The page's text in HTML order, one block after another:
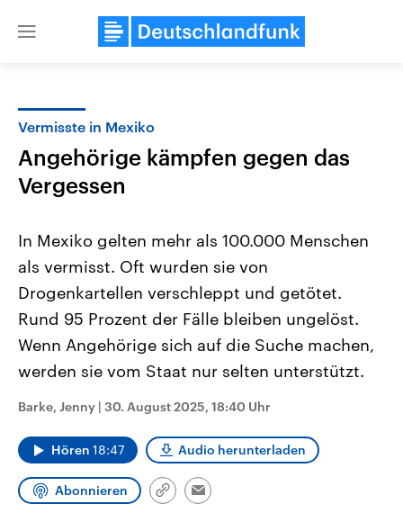
Close
USA
Aktuelle Beiträge, Analysen und
Hintergründe
Wirtschaftlich und militärisch
gehören die Vereinigten Staaten zu
mit großem Einfluss auf das
aktuelle Weltgeschehen.
Nahostkonflikt
Aktuelle Lage und
Der Überfall der
Terrororganisation Hamas
Oktober 2023 auf Israel
Israel möchte die Hamas
Diese wird wie die
Sendungen Programm Podcasts
Audio-Archiv
Vermisste in Mexiko
Angehörige kämpfen gegen das
Vergessen
In Mexiko gelten mehr als 100.000 Menschen
als vermisst. Oft wurden sie von
Drogenkartellen verschleppt und getötet.
Rund 95 Prozent der Fälle bleiben ungelöst.
Wenn Angehörige sich auf die Suche machen,
werden sie vom Staat nur selten unterstützt.
Barke, Jenny | 30. August 2025, 18:40 Uhr
Hören 18:47 Audio herunterladen
Abonnieren
Link
Email